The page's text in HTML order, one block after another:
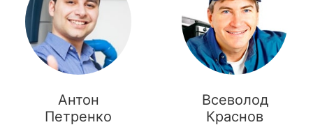
Антон
Петренко
Всеволод
Краснов